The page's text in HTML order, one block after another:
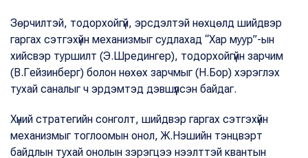
Зөрчилтэй, тодорхойгүй, эрсдэлтэй нөхцөлд шийдвэр
гаргах сэтгэхүйн механизмыг судлахад “Хар муур”-ын
хийсвэр туршилт (Э.Шредингер), тодорхойгүйн зарчим
(В.Гейзинберг) болон нөхөх зарчмыг (Н.Бор) хэрэглэх
тухай саналыг ч эрдэмтэд дэвшүүлсэн байдаг.
Хүний стратегийн сонголт, шийдвэр гаргах сэтгэхүйн
механизмыг тоглоомын онол, Ж.Нэшийн тэнцвэрт
байдлын тухай онолын зэрэгцээ нээлттэй квантын